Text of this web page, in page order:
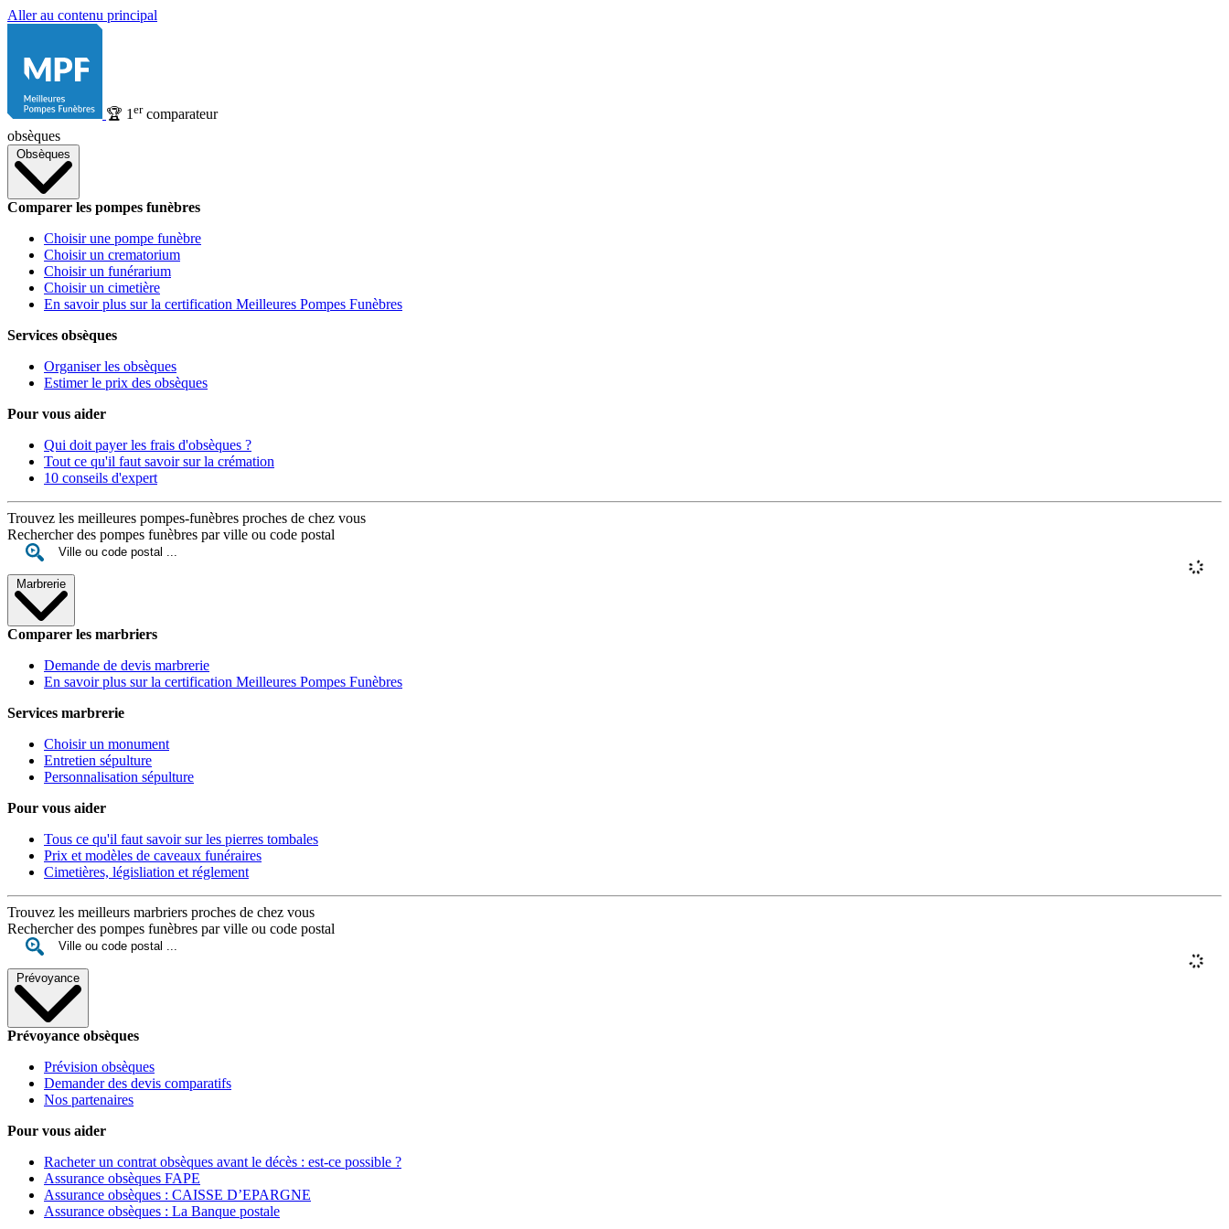
Aller au contenu principal
🏆 1 ercomparateur
obsèques
Obsèques
Comparer les pompes funèbres
Choisir une pompe funèbre
Choisir un crematorium
Choisir un funérarium
Choisir un cimetière
En savoir plus sur la certification Meilleures Pompes Funèbres
Services obsèques
Organiser les obsèques
Estimer le prix des obsèques
Pour vous aider
Qui doit payer les frais d'obsèques ?
Tout ce qu'il faut savoir sur la crémation
10 conseils d'expert
Trouvez les meilleures pompes-funèbres proches de chez vous
Rechercher des pompes funèbres par ville ou code postal
Marbrerie
Comparer les marbriers
Demande de devis marbrerie
En savoir plus sur la certification Meilleures Pompes Funèbres
Services marbrerie
Choisir un monument
Entretien sépulture
Personnalisation sépulture
Pour vous aider
Tous ce qu'il faut savoir sur les pierres tombales
Prix et modèles de caveaux funéraires
Cimetières, législiation et réglement
Trouvez les meilleurs marbriers proches de chez vous
Rechercher des pompes funèbres par ville ou code postal
Prévoyance
Prévoyance obsèques
Prévision obsèques
Demander des devis comparatifs
Nos partenaires
Pour vous aider
Racheter un contrat obsèques avant le décès : est-ce possible ?
Assurance obsèques FAPE
Assurance obsèques : CAISSE D’EPARGNE
Assurance obsèques : La Banque postale